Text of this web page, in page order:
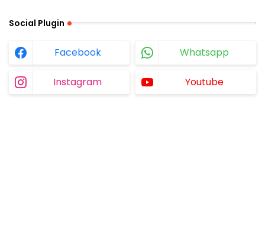
Social Plugin
Facebook Whatsapp
Instagram Youtube